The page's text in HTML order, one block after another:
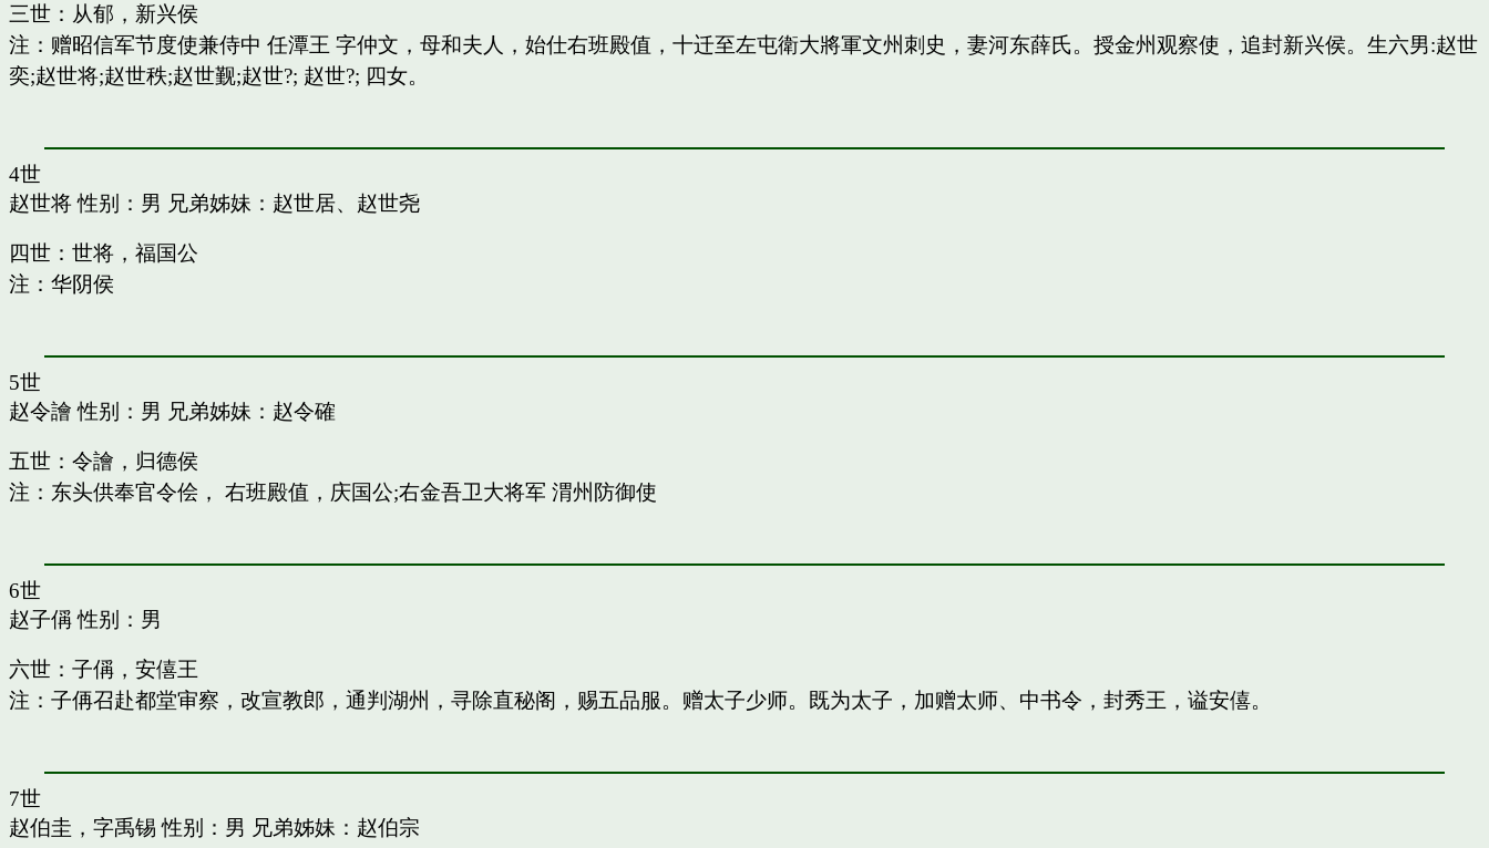
三世：从郁，新兴侯
注：赠昭信军节度使兼侍中 任潭王 字仲文，母和夫人，始仕右班殿值，十迁至左屯衛大將軍文州刺史，妻河东薛氏。授金州观察使，追封新兴侯。生六男:赵世
奕;赵世将;赵世秩;赵世觐;赵世?; 赵世?; 四女。
4世
赵世将性别：男 兄弟姊妹： 赵世居、 赵世尧
四世：世将，福国公
注：华阴侯
5世
赵令譮 性别：男 兄弟姊妹： 赵令確
五世：令譮，归德侯
注：东头供奉官令侩， 右班殿值，庆国公;右金吾卫大将军 渭州防御使
6世
赵子偁性别：男
六世：子偁，安僖王
注：子侢召赴都堂审察，改宣教郎，通判湖州，寻除直秘阁，赐五品服。赠太子少师。既为太子，加赠太师、中书令，封秀王，谥安僖。
7世
赵伯圭，字禹锡 性别：男 兄弟姊妹： 赵伯宗